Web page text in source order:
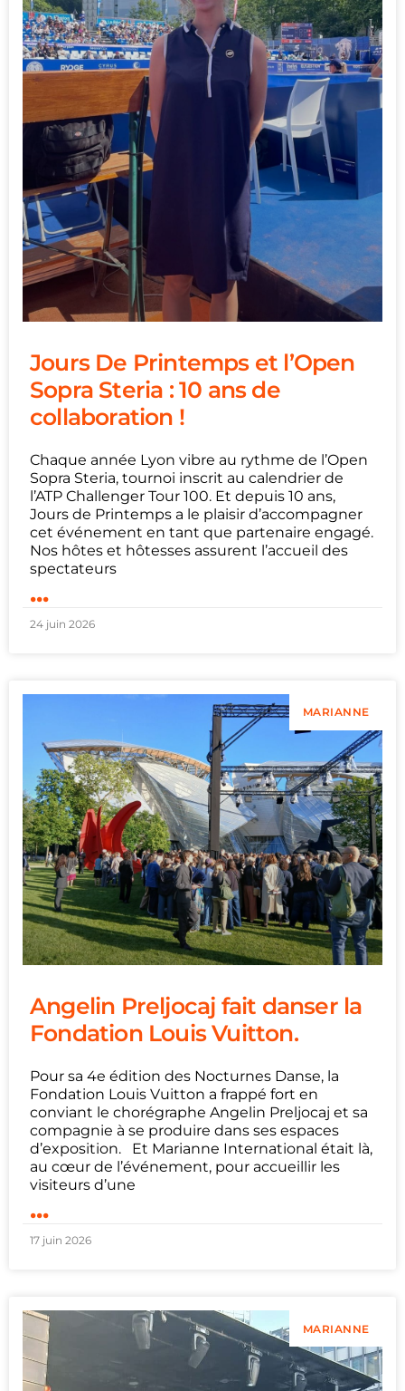
Jours De Printemps et l’Open
Sopra Steria : 10 ans de
collaboration !
Chaque année Lyon vibre au rythme de l’Open
Sopra Steria, tournoi inscrit au calendrier de
l’ATP Challenger Tour 100. Et depuis 10 ans,
Jours de Printemps a le plaisir d’accompagner
cet événement en tant que partenaire engagé.
Nos hôtes et hôtesses assurent l’accueil des
spectateurs
...
24 juin 2026
MARIANNE
Angelin Preljocaj fait danser la
Fondation Louis Vuitton.
Pour sa 4e édition des Nocturnes Danse, la
Fondation Louis Vuitton a frappé fort en
conviant le chorégraphe Angelin Preljocaj et sa
compagnie à se produire dans ses espaces
d’exposition. Et Marianne International était là,
au cœur de l’événement, pour accueillir les
visiteurs d’une
...
17 juin 2026
MARIANNE